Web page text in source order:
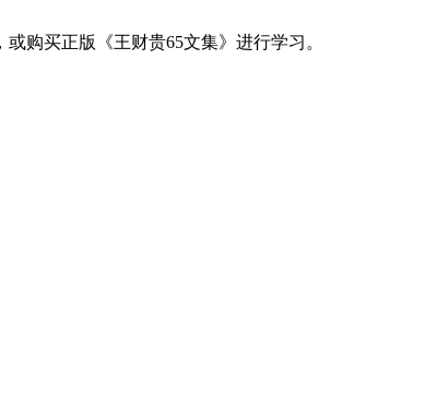
购买正版《王财贵65文集》进行学习。